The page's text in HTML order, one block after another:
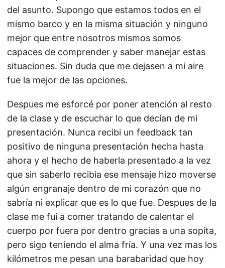
del asunto. Supongo que estamos todos en el
mismo barco y en la misma situación y ninguno
mejor que entre nosotros mismos somos
capaces de comprender y saber manejar estas
situaciones. Sin duda que me dejasen a mi aire
fue la mejor de las opciones.
Despues me esforcé por poner atención al resto
de la clase y de escuchar lo que decían de mi
presentación. Nunca recibi un feedback tan
positivo de ninguna presentación hecha hasta
ahora y el hecho de haberla presentado a la vez
que sin saberlo recibia ese mensaje hizo moverse
algún engranaje dentro de mi corazón que no
sabría ni explicar que es lo que fue. Despues de la
clase me fui a comer tratando de calentar el
cuerpo por fuera por dentro gracias a una sopita,
pero sigo teniendo el alma fría. Y una vez mas los
kilómetros me pesan una barabaridad que hoy